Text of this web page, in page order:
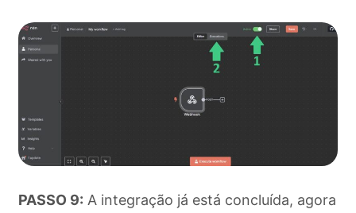
PASSO 9: A integração já está concluída, agora